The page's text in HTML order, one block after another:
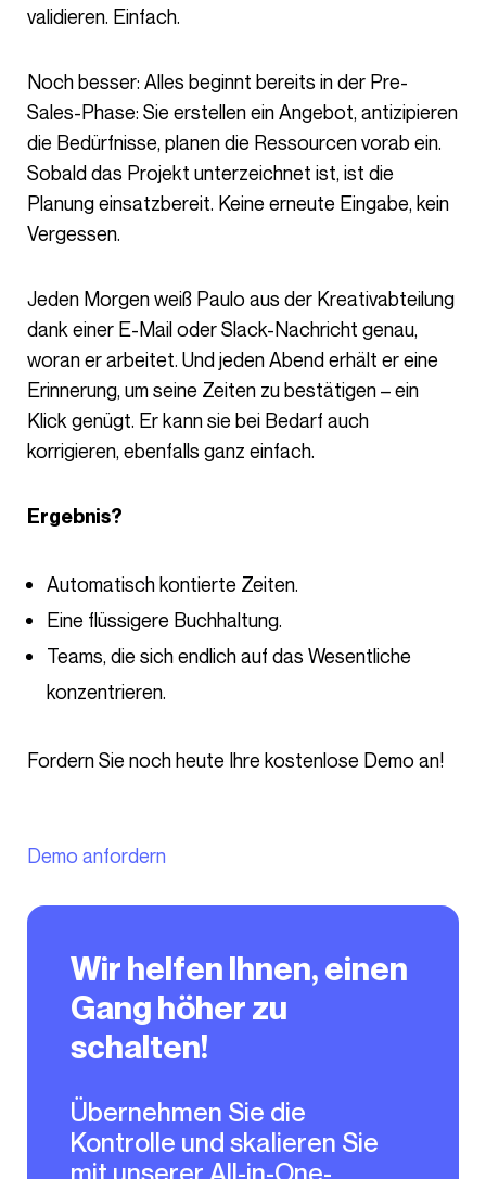
Wir helfen Ihnen, einen
Gang höher zu
schalten!
Übernehmen Sie die
Kontrolle und skalieren Sie
mit unserer All-in-One-
validieren. Einfach.
Noch besser: Alles beginnt bereits in der Pre-
Sales-Phase: Sie erstellen ein Angebot, antizipieren
die Bedürfnisse, planen die Ressourcen vorab ein.
Sobald das Projekt unterzeichnet ist, ist die
Planung einsatzbereit. Keine erneute Eingabe, kein
Vergessen.
Jeden Morgen weiß Paulo aus der Kreativabteilung
dank einer E-Mail oder Slack-Nachricht genau,
woran er arbeitet. Und jeden Abend erhält er eine
Erinnerung, um seine Zeiten zu bestätigen – ein
Klick genügt. Er kann sie bei Bedarf auch
korrigieren, ebenfalls ganz einfach.
Ergebnis?
Automatisch kontierte Zeiten.
Eine flüssigere Buchhaltung.
Teams, die sich endlich auf das Wesentliche
konzentrieren.
Fordern Sie noch heute Ihre kostenlose Demo an!
Demo anfordern